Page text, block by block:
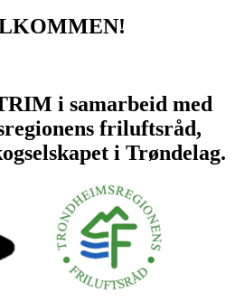
i samarbeid med
friluftsråd,
i Trøndelag.